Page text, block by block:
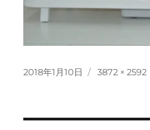
投
2018年1月10日
フ
3872 × 2592